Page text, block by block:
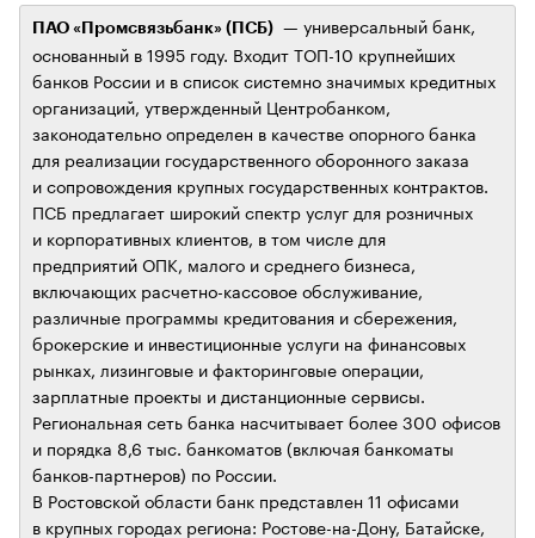
ПАО «Промсвязьбанк» (ПСБ) — универсальный банк,
основанный в 1995 году. Входит ТОП-10 крупнейших
банков России и в список системно значимых кредитных
организаций, утвержденный Центробанком,
законодательно определен в качестве опорного банка
для реализации государственного оборонного заказа
и сопровождения крупных государственных контрактов.
ПСБ предлагает широкий спектр услуг для розничных
и корпоративных клиентов, в том числе для
предприятий ОПК, малого и среднего бизнеса,
включающих расчетно-кассовое обслуживание,
различные программы кредитования и сбережения,
брокерские и инвестиционные услуги на финансовых
рынках, лизинговые и факторинговые операции,
зарплатные проекты и дистанционные сервисы.
Региональная сеть банка насчитывает более 300 офисов
и порядка 8,6 тыс. банкоматов (включая банкоматы
банков-партнеров) по России.
В Ростовской области банк представлен 11 офисами
в крупных городах региона: Ростове-на-Дону, Батайске,